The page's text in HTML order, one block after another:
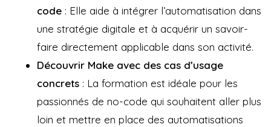
code : Elle aide à intégrer l’automatisation dans
une stratégie digitale et à acquérir un savoir-
faire directement applicable dans son activité.
Découvrir Make avec des cas d’usage
concrets : La formation est idéale pour les
passionnés de no-code qui souhaitent aller plus
loin et mettre en place des automatisations